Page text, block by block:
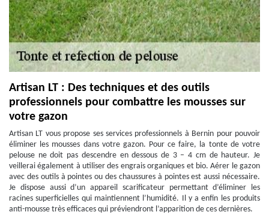
Artisan LT : Des techniques et des outils
professionnels pour combattre les mousses sur
votre gazon
Artisan LT vous propose ses services professionnels à Bernin pour pouvoir
éliminer les mousses dans votre gazon. Pour ce faire, la tonte de votre
pelouse ne doit pas descendre en dessous de 3 – 4 cm de hauteur. Je
veillerai également à utiliser des engrais organiques et bio. Aérer le gazon
avec des outils à pointes ou des chaussures à pointes est aussi nécessaire.
Je dispose aussi d’un appareil scarificateur permettant d’éliminer les
racines superficielles qui maintiennent l’humidité. Il y a enfin les produits
anti-mousse très efficaces qui préviendront l’apparition de ces dernières.